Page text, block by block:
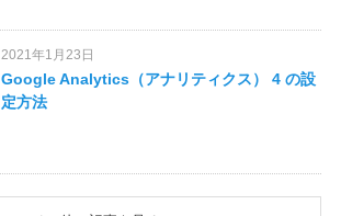
2021年1月23日
Google Analytics（アナリティクス） 4 の設
定方法